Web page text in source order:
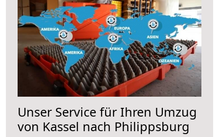
Unser Service für Ihren Umzug
von Kassel nach Philippsburg